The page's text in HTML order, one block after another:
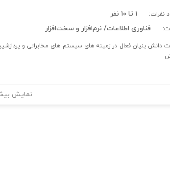
نفرات: ۱ تا ۱۰ نفر
فناوری اطلاعات/ نرم‌افزار و سخت‌افزار
دانش بنیان فعال در زمینه های سیستم های مخابراتی و
نمایش